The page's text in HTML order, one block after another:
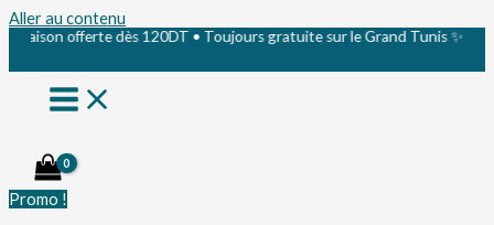
Aller au contenu
offerte dès 120DT • Toujours gratuite sur le Grand Tunis ✨
Promo !